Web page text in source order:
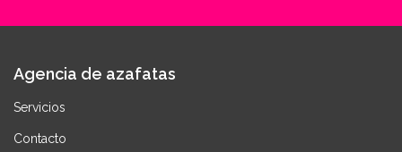
Agencia de azafatas
Servicios
Contacto